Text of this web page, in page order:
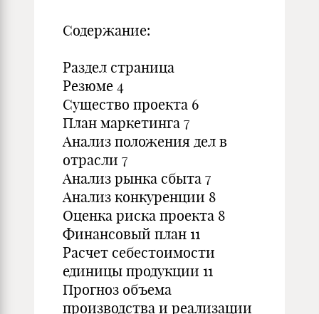
Содержание:
Раздел страница
Резюме 4
Существо проекта 6
План маркетинга 7
Анализ положения дел в
отрасли 7
Анализ рынка сбыта 7
Анализ конкуренции 8
Оценка риска проекта 8
Финансовый план 11
Расчет себестоимости
единицы продукции 11
Прогноз объема
производства и реализации